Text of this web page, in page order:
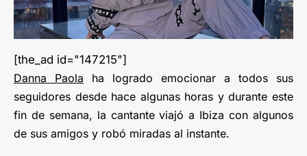
[the_ad id="147215"]
Danna Paola ha logrado emocionar a todos sus
seguidores desde hace algunas horas y durante este
fin de semana, la cantante viajó a Ibiza con algunos
de sus amigos y robó miradas al instante.